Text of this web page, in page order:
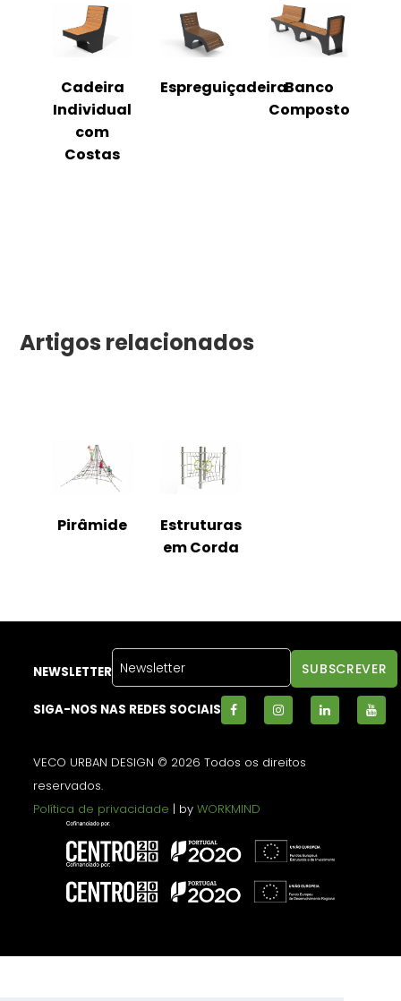
Cadeira
Individual
com
Costas
EspreguiçadeiraBanco
Composto
Artigos relacionados
Pirâmide
Estruturas
em Corda
NEWSLETTER
SIGA-NOS NAS REDES SOCIAIS
VECO URBAN DESIGN © 2026 Todos os direitos
reservados.
Política de privacidade | byWORKMIND